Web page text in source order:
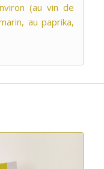
(au vin de
au paprika,